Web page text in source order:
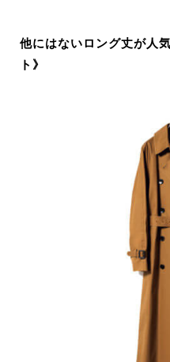
他にはないロング丈が人
ト》